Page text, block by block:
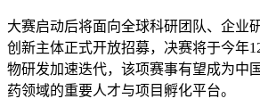
大赛启动后将面向全球科研团队、企业
创新主体正式开放招募，决赛将于今年
物研发加速迭代，该项赛事有望成为中
药领域的重要人才与项目孵化平台。